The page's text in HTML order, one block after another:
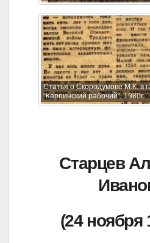
Статья о Скородумове М.К. в
“Карпинский рабочий”, 1980г.
Старцев
(24 ноября